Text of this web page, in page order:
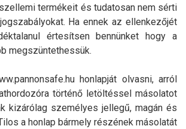
termékeit és tudatosan nem sérti
Ha ennek az ellenkezőjét
értesítsen bennünket hogy a
megszüntethessük.
honlapját olvasni, arról
történő letöltéssel másolatot
kizárólag személyes jellegű, magán és
a honlap bármely részének másolatát